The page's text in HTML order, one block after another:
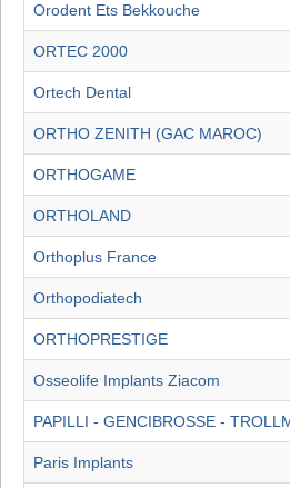
Orodent Ets Bekkouche
ORTEC 2000
Ortech Dental
ORTHO ZENITH (GAC MAROC)
ORTHOGAME
ORTHOLAND
Orthoplus France
Orthopodiatech
ORTHOPRESTIGE
Osseolife Implants Ziacom
PAPILLI - GENCIBROSSE -
Paris Implants